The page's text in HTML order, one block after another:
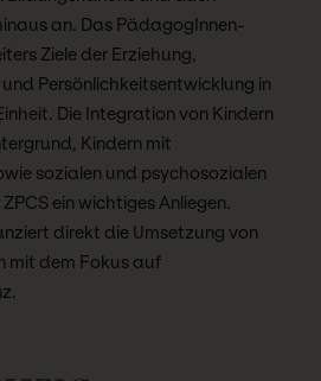
an. Das PädagogInnen-
Ziele der Erziehung,
Persönlichkeitsentwicklung in
Die Integration von Kindern
Kindern mit
sozialen und psychosozialen
ein wichtiges Anliegen.
direkt die Umsetzung von
mit dem Fokus auf